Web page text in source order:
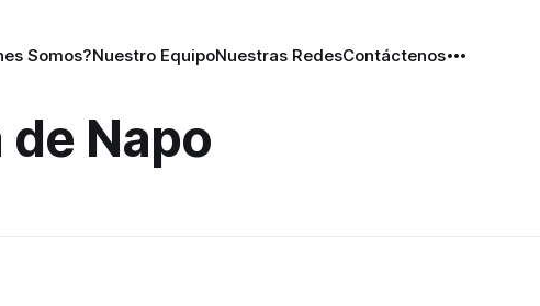
Somos?Nuestro EquipoNuestras RedesContáctenos
Napo